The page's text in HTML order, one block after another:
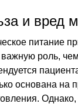
и вред
питание
роль,
основана на